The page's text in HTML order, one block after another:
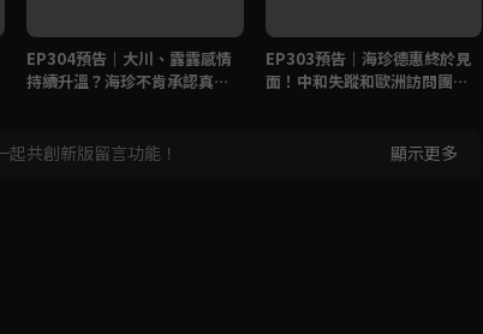
EP304預告｜大川、露露感情
持續升溫？海珍不肯承認真實
EP303預告｜海珍德惠終於見
面！中和失蹤和歐洲訪問團有
起共創新版留言功能！ 顯示更多